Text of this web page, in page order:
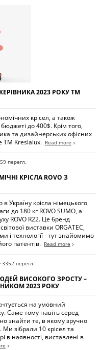
2023 РОКУ ТМ
крісел, а також
до 400$. Крім того,
та дизайнерських офісних
ТМ Kreslalux. Read more
перегл.
КРІСЛА ROVO З
Україну крісла німецького
до 180 кг ROVO SUMO, а
ROVO R22. Це бренд
виставки ORGATEC,
і технології - тут знайомимо
патентів. Read more
3352 перегл.
ВИСОКОГО ЗРОСТУ –
2023 РОКУ
на умовний
Саме тому навіть серед
знайти те, в якому зручно
зібрали 10 крісел та
в наявності, виставлені в